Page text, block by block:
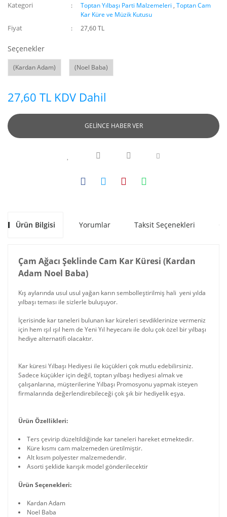
Kategori Toptan Yılbaşı Parti Malzemeleri ,Toptan Cam
Kar Küre ve Müzik Kutusu
Fiyat 27,60 TL
Seçenekler
(Kardan Adam) (Noel Baba)
27,60 TL KDV Dahil
GELİNCE HABER VER
Ürün Bilgisi Yorumlar Taksit Seçenekleri
Çam Ağacı Şeklinde Cam Kar Küresi (Kardan
Adam Noel Baba)
Kış aylarında usul usul yağan karın sembolleştirilmiş hali yeni yılda
yılbaşı teması ile sizlerle buluşuyor.
İçerisinde kar taneleri bulunan kar küreleri sevdiklerinize vermeniz
için hem ışıl ışıl hem de Yeni Yıl heyecanı ile dolu çok özel bir yılbaşı
hediye alternatifi olacaktır.
Kar küresi Yılbaşı Hediyesi ile küçükleri çok mutlu edebilirsiniz.
Sadece küçükler için değil, toptan yılbaşı hediyesi almak ve
çalışanlarına, müşterilerine Yılbaşı Promosyonu yapmak isteyen
firmalarında değerlendirebileceği çok şık bir hediyelik eşya.
Ürün Özellikleri:
Ters çevirip düzeltildiğinde kar taneleri hareket etmektedir.
Küre kısmı cam malzemeden üretilmiştir.
Alt kısım polyester malzemedendir.
Asorti şeklide karışık model gönderilecektir
Ürün Seçenekleri:
Kardan Adam
Noel Baba